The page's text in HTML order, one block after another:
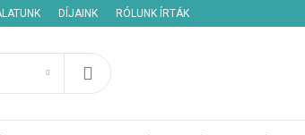
DÍJAINK RÓLUNK ÍRTÁK